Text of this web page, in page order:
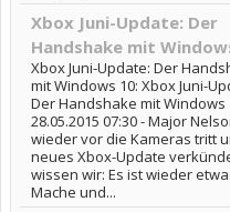
Xbox Juni-Update: Der
Handshake mit
Xbox Juni-Update: Der
mit Windows 10: Xbox Juni-
Der Handshake mit Windows
28.05.2015 07:30 - Major
wieder vor die Kameras tritt
neues Xbox-Update
wissen wir: Es ist wieder
Mache und...